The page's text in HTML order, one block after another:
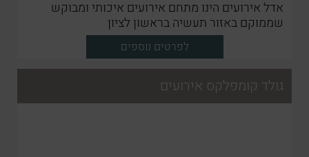
אדל אירועים הינו מתחם אירועים איכותי ומבוקש
שממוקם באזור תעשיה בראשון לציון
לפרטים נוספים
גולד קומפלקס אירועים